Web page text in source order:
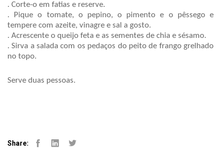
. Corte-o em fatias e reserve.
. Pique o tomate, o pepino, o pimento e o pêssego e
tempere com azeite, vinagre e sal a gosto.
. Acrescente o queijo feta e as sementes de chia e sésamo.
. Sirva a salada com os pedaços do peito de frango grelhado
no topo.
Serve duas pessoas.
Share: